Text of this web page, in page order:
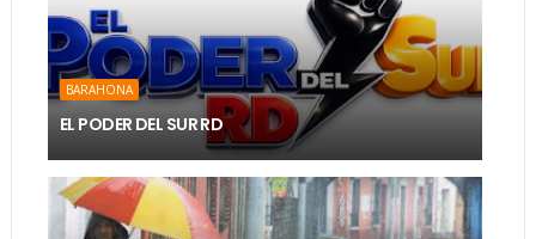
BARAHONA
EL PODER DEL SUR RD